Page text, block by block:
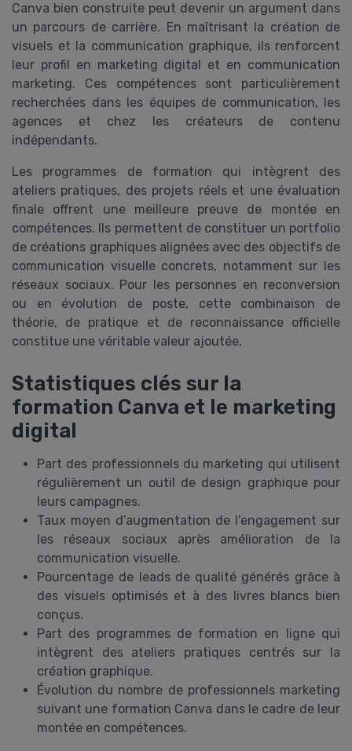
Canva bien construite peut devenir un argument dans
un parcours de carrière. En maîtrisant la création de
visuels et la communication graphique, ils renforcent
leur profil en marketing digital et en communication
marketing. Ces compétences sont particulièrement
recherchées dans les équipes de communication, les
agences et chez les créateurs de contenu
indépendants.
Les programmes de formation qui intègrent des
ateliers pratiques, des projets réels et une évaluation
finale offrent une meilleure preuve de montée en
compétences. Ils permettent de constituer un portfolio
de créations graphiques alignées avec des objectifs de
communication visuelle concrets, notamment sur les
réseaux sociaux. Pour les personnes en reconversion
ou en évolution de poste, cette combinaison de
théorie, de pratique et de reconnaissance officielle
constitue une véritable valeur ajoutée.
Statistiques clés sur la
formation Canva et le marketing
digital
Part des professionnels du marketing qui utilisent
régulièrement un outil de design graphique pour
leurs campagnes.
Taux moyen d’augmentation de l’engagement sur
les réseaux sociaux après amélioration de la
communication visuelle.
Pourcentage de leads de qualité générés grâce à
des visuels optimisés et à des livres blancs bien
conçus.
Part des programmes de formation en ligne qui
intègrent des ateliers pratiques centrés sur la
création graphique.
Évolution du nombre de professionnels marketing
suivant une formation Canva dans le cadre de leur
montée en compétences.